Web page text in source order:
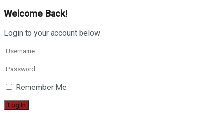
Welcome Back!
Login to your account below
Remember Me